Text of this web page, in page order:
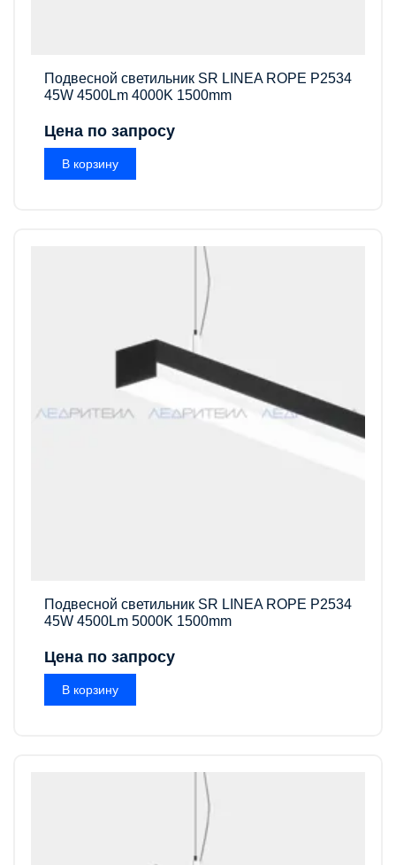
Подвесной светильник SR LINEA ROPE P2534
45W 4500Lm 4000K 1500mm
Цена по запросу
В корзину
Подвесной светильник SR LINEA ROPE P2534
45W 4500Lm 5000K 1500mm
Цена по запросу
В корзину